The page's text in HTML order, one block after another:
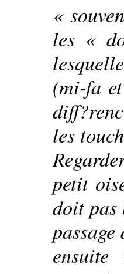
«
les «
(mi-fa
les
petit
doit pas